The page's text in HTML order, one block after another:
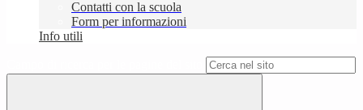
Contatti con la scuola
Form per informazioni
Info utili